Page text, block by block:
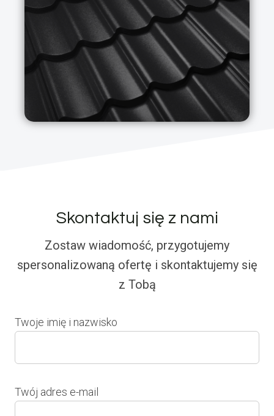
Skontaktuj się z nami
Zostaw wiadomość, przygotujemy
spersonalizowaną ofertę i skontaktujemy się
z Tobą
Twoje imię i nazwisko
Twój adres e-mail